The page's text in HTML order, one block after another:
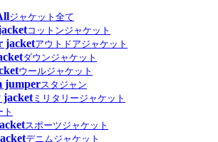
ジャケット全て
コットンジャケット
jacketアウトドアジャケット
ダウンジャケット
ウールジャケット
jumperスタジャン
ミリタリージャケット
ト
スポーツジャケット
デニムジャケット